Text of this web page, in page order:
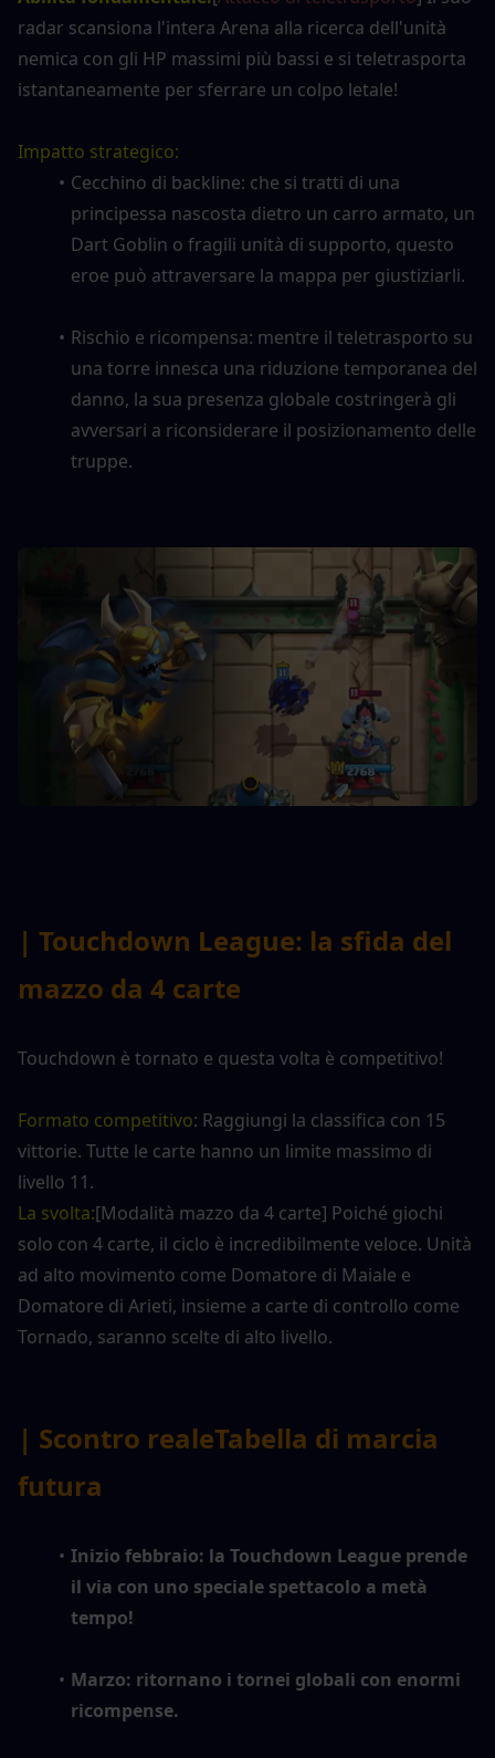
radar scansiona l'intera Arena alla ricerca dell'unità
nemica con gli HP massimi più bassi e si teletrasporta
istantaneamente per sferrare un colpo letale!
Impatto strategico:
Cecchino di backline: che si tratti di una
principessa nascosta dietro un carro armato, un
Dart Goblin o fragili unità di supporto, questo
eroe può attraversare la mappa per giustiziarli.
Rischio e ricompensa: mentre il teletrasporto su
una torre innesca una riduzione temporanea del
danno, la sua presenza globale costringerà gli
avversari a riconsiderare il posizionamento delle
truppe.
| Touchdown League: la sfida del
mazzo da 4 carte
Touchdown è tornato e questa volta è competitivo!
Formato competitivo: Raggiungi la classifica con 15
vittorie. Tutte le carte hanno un limite massimo di
livello 11.
La svolta:[Modalità mazzo da 4 carte] Poiché giochi
solo con 4 carte, il ciclo è incredibilmente veloce. Unità
ad alto movimento come Domatore di Maiale e
Domatore di Arieti, insieme a carte di controllo come
Tornado, saranno scelte di alto livello.
| Scontro realeTabella di marcia
futura
Inizio febbraio: la Touchdown League prende
il via con uno speciale spettacolo a metà
tempo!
Marzo: ritornano i tornei globali con enormi
ricompense.